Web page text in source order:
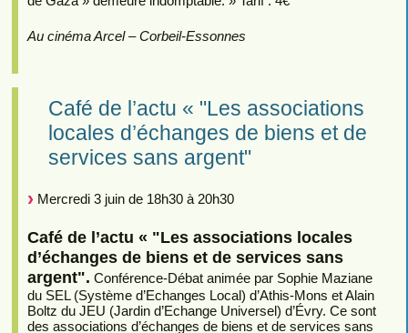
Au cinéma Arcel – Corbeil-Essonnes
Café de l’actu « "Les associations
locales d’échanges de biens et de
services sans argent"
Mercredi 3 juin de 18h30 à 20h30
Café de l’actu « "Les associations locales
d’échanges de biens et de services sans
argent". Conférence-Débat animée par Sophie Maziane
du SEL (Système d’Echanges Local) d’Athis-Mons et Alain
Boltz du JEU (Jardin d’Echange Universel) d’Évry. Ce sont
des associations d’échanges de biens et de services sans